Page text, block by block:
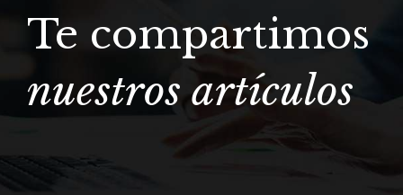
Te compartimos
nuestros artículos